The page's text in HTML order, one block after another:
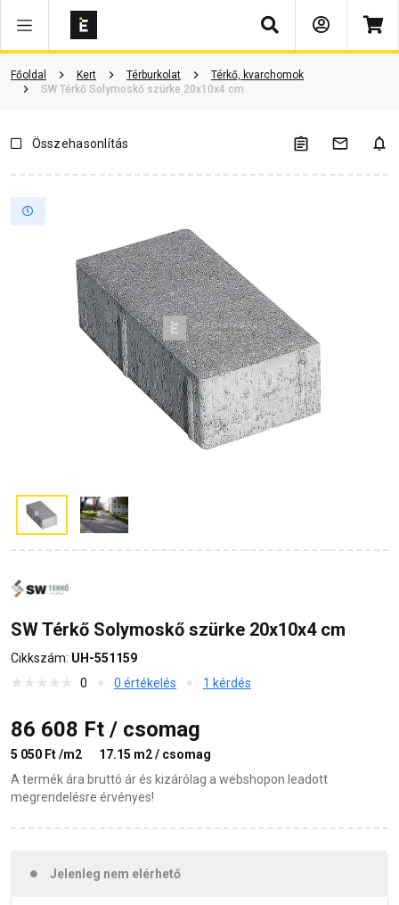
Keresés
Főoldal Kert Térburkolat
Térkő, kvarchomok
SW Térkő Solymoskő szürke 20x10x4 cm
Vásárlói vélemények Kérdések és válaszok Kapcsolódó cikkek
Összehasonlítás
SW Térkő Solymoskő szürke 20x10x4 cm
Cikkszám: UH-551159
0
0 értékelés 1 kérdés
86 608 Ft / csomag
5 050 Ft /m2
17.15 m2 / csomag
A termék ára bruttó ár és kizárólag a webshopon leadott
megrendelésre érvényes!
Jelenleg nem elérhető